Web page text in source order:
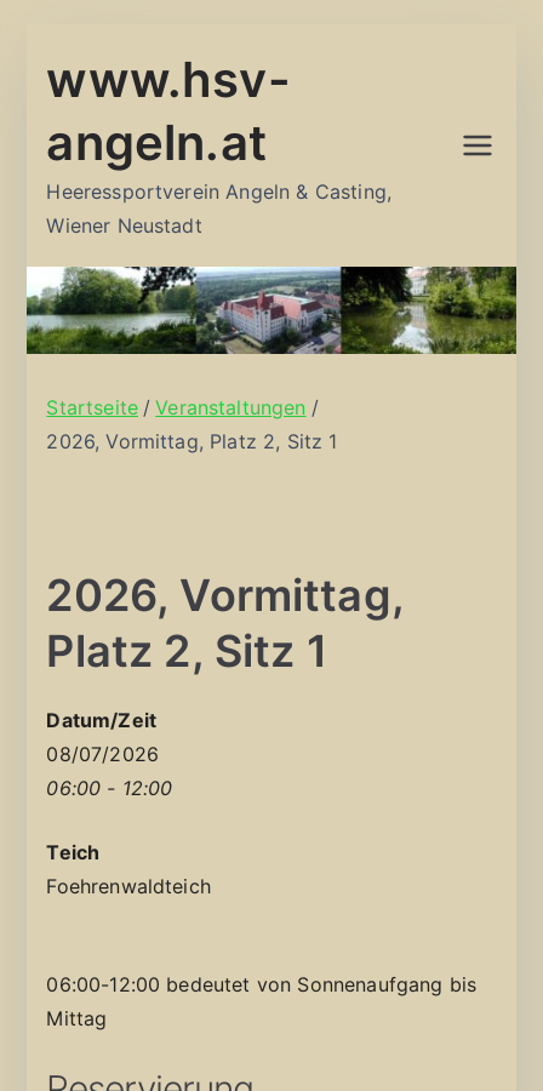
Inhalt
www.hsv-
angeln.at
Heeressportverein Angeln & Casting,
Wiener Neustadt
Startseite
Veranstaltungen
2026, Vormittag, Platz 2, Sitz 1
2026, Vormittag,
Platz 2, Sitz 1
Datum/Zeit
08/07/2026
06:00 - 12:00
Teich
Foehrenwaldteich
06:00-12:00 bedeutet von Sonnenaufgang bis
Mittag